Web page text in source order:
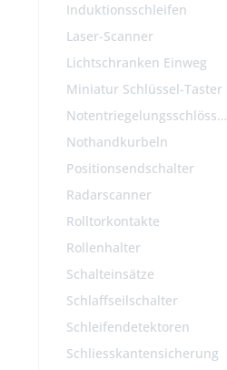
Induktionsschleifen
Laser-Scanner
Lichtschranken Einweg
Miniatur Schlüssel-Taster
Notentriegelungsschlösser
Nothandkurbeln
Positionsendschalter
Radarscanner
Rolltorkontakte
Rollenhalter
Schalteinsätze
Schlaffseilschalter
Schleifendetektoren
Schliesskantensicherung